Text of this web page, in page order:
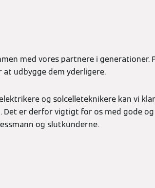
med vores partnere i generationer.
at udbygge dem yderligere.
og solcelleteknikere kan vi
er derfor vigtigt for os med gode
og slutkunderne.